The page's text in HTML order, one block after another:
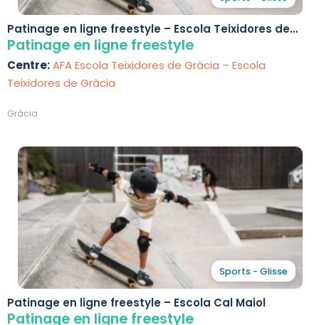
Patinage en ligne freestyle – Escola Teixidores de
Gràcia
Patinage en ligne freestyle
Centre:AFA Escola Teixidores de Gràcia – Escola
Teixidores de Gràcia
Gràcia
Sports - Glisse
Patinage en ligne freestyle – Escola Cal Maiol
Patinage en ligne freestyle